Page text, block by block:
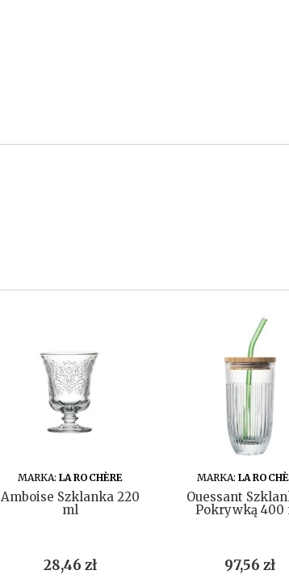
DO KOSZYKA
MARKA: LA ROCHÈRE
Amboise Szklanka 220
ml
Cena
28,46 zł
DO KOSZYKA
MARKA: LA
Ouessant
Pokrywką 400
Cena
97,56 zł